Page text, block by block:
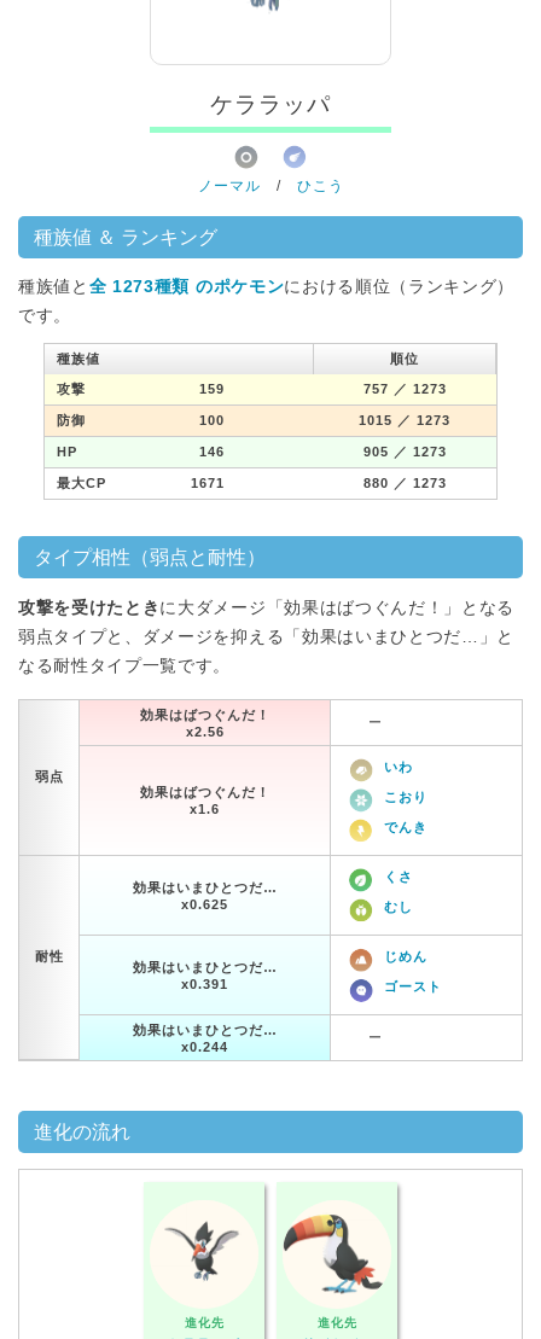
ケララッパ
ノーマル / ひこう
種族値 ＆ ランキング
種族値と 全 1273種類 のポケモンにおける順位（ランキング）
です。
種族値 順位
攻撃 159 757 ／ 1273
防御 100 1015 ／ 1273
HP 146 905 ／ 1273
最大CP 1671 880 ／ 1273
タイプ相性（弱点と耐性）
攻撃を受けたとき に大ダメージ「効果はばつぐんだ！」となる
弱点タイプと、ダメージを抑える「効果はいまひとつだ…」と
なる耐性タイプ一覧です。
弱点
効果はばつぐんだ！
x2.56
ー
効果はばつぐんだ！
x1.6
いわ
こおり
でんき
耐性
効果はいまひとつだ…
x0.625
くさ
むし
効果はいまひとつだ…
x0.391
じめん
ゴースト
効果はいまひとつだ…
x0.244
ー
進化の流れ
進化先 進化先